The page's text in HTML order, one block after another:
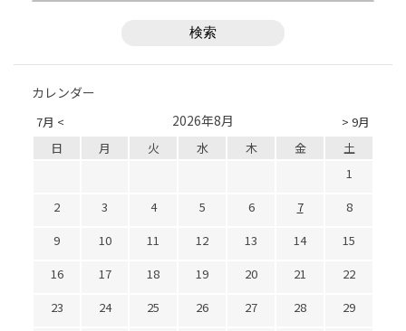
カレンダー
7月 < > 9月
2026年8月
日 月 火 水 木 金
土
1
2
3 4 5 6 7
8
9
10 11 12 13 14
15
16
17 18 19 20 21
22
23
24 25 26 27 28
29